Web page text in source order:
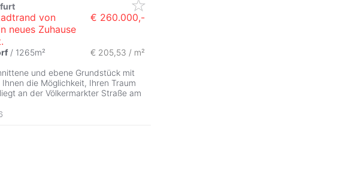
von
neues Zuhause
€ 260.000,-
/ 1265m²
€ 205,53 / m²
und ebene Grundstück mit
die Möglichkeit, Ihren Traum
an der Völkermarkter Straße am